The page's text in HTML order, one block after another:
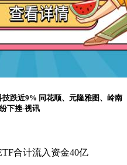
跌近9% 同花顺、元隆雅图、岭南
下挫-视讯